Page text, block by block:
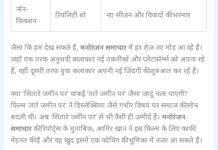
नॉन-
फिक्शन
रियलिटी शो नए सीजन और विवादों की भरमार
जैसा कि हम देख सकते हैं,मनोरंजन समाचार में हर रोज नए मोड़ आ रहे हैं।
जहाँ एक तरफ अनुभवी कलाकार नई तकनीकों और प्लेटफॉर्म्स को अपना रहे
हैं, वहीं दूसरी तरफ युवा कलाकार अपनी नई जिंदगी की शुरुआत कर रहे हैं।
क्या ‘सितारे जमीन पर’ वाकई ‘तारे जमीन पर’ जैसा जादू चला पाएगी?
फिल्म ‘तारे जमीन पर’ ने डिस्लेक्सिया जैसे गंभीर विषय पर समाज की सोच
बदली थी। अब ‘सितारे जमीन पर’ से भी वैसी ही उम्मीदें हैं।मनोरंजन
समाचार की रिपोर्ट्स के मुताबिक, आमिर खान ने इस फिल्म के लिए काफी
मेहनत की है और वह खुद इसमें एक कोचिंग की भूमिका में नजर आ सकते हैं।